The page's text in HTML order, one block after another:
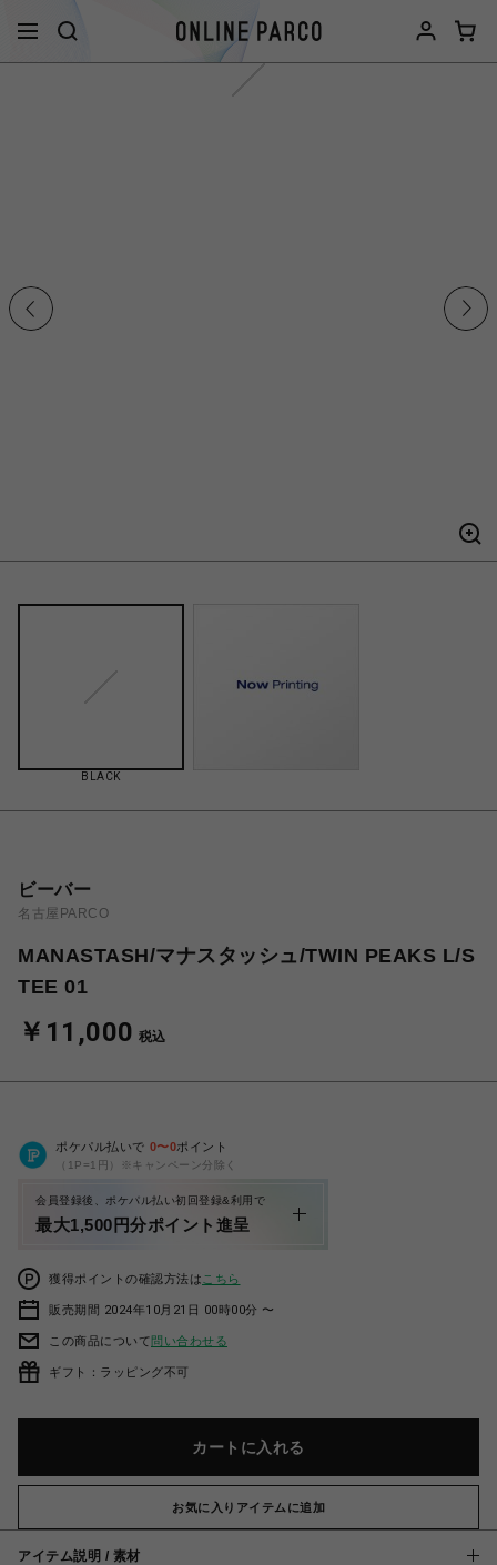
BLACK
ビーバー
名古屋PARCO
MANASTASH/マナスタッシュ/TWIN PEAKS L/S
TEE 01
￥11,000 税込
ポケパル払いで 0〜0ポイント
（1P=1円）※キャンペーン分除く
会員登録後、ポケパル払い初回登録&利用で
最大1,500円分ポイント進呈
獲得ポイントの確認方法は こちら
販売期間 2024年10月21日 00時00分 〜
この商品について問い合わせる
ギフト：ラッピング不可
カートに入れる
お気に入りアイテムに追加
アイテム説明 / 素材